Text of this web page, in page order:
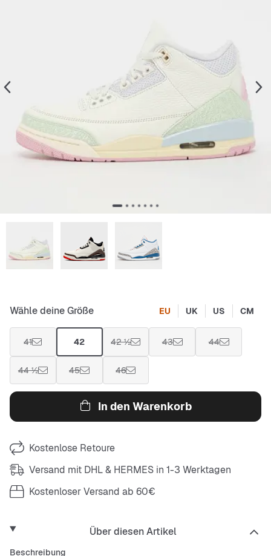
Wähle deine Größe EU UK US CM
41 42 42 ½ 43 44
44 ½ 45 46
In den Warenkorb
Kostenlose Retoure
Versand mit DHL & HERMES in 1-3 Werktagen
Kostenloser Versand ab 60€
Über diesen Artikel
Beschreibung